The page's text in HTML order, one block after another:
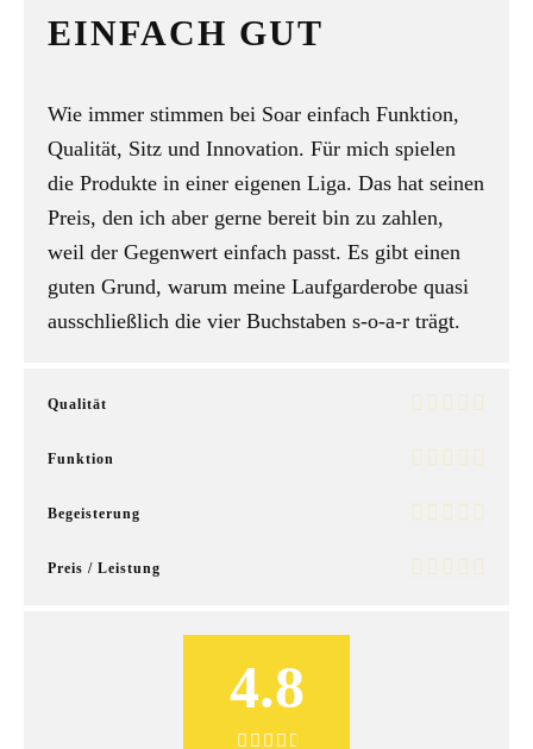
EINFACH GUT
Wie immer stimmen bei Soar einfach Funktion,
Qualität, Sitz und Innovation. Für mich spielen
die Produkte in einer eigenen Liga. Das hat seinen
Preis, den ich aber gerne bereit bin zu zahlen,
weil der Gegenwert einfach passt. Es gibt einen
guten Grund, warum meine Laufgarderobe quasi
ausschließlich die vier Buchstaben s-o-a-r trägt.
Qualität
Funktion
Begeisterung
Preis / Leistung
4.8